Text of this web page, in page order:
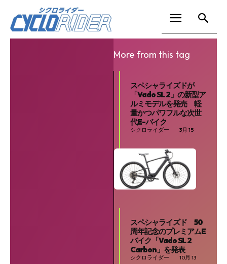
More from this tag
スペシャライズドが
「Vado SL 2」の新型ア
ルミモデルを発売 軽
量かつパワフルな次世
代E-バイク
シクロライダー 3月 15
スペシャライズド 50
周年記念のプレミアムE
バイク「Vado SL 2
Carbon」を発表
シクロライダー 10月 13